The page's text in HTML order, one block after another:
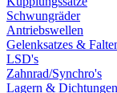
Schwungräder
Antriebswellen
Gelenksatzes &
LSD's
Zahnrad/Synchro's
Lagern & Dichtungen